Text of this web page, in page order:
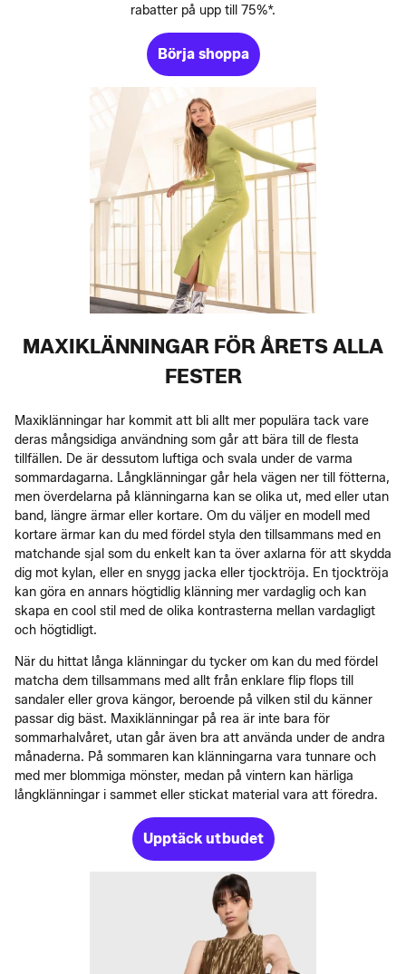
rabatter på upp till 75%*.
Börja shoppa
MAXIKLÄNNINGAR FÖR ÅRETS ALLA
FESTER
Maxiklänningar har kommit att bli allt mer populära tack vare
deras mångsidiga användning som går att bära till de flesta
tillfällen. De är dessutom luftiga och svala under de varma
sommardagarna. Långklänningar går hela vägen ner till fötterna,
men överdelarna på klänningarna kan se olika ut, med eller utan
band, längre ärmar eller kortare. Om du väljer en modell med
kortare ärmar kan du med fördel styla den tillsammans med en
matchande sjal som du enkelt kan ta över axlarna för att skydda
dig mot kylan, eller en snygg jacka eller tjocktröja. En tjocktröja
kan göra en annars högtidlig klänning mer vardaglig och kan
skapa en cool stil med de olika kontrasterna mellan vardagligt
och högtidligt.
När du hittat långa klänningar du tycker om kan du med fördel
matcha dem tillsammans med allt från enklare flip flops till
sandaler eller grova kängor, beroende på vilken stil du känner
passar dig bäst. Maxiklänningar på rea är inte bara för
sommarhalvåret, utan går även bra att använda under de andra
månaderna. På sommaren kan klänningarna vara tunnare och
med mer blommiga mönster, medan på vintern kan härliga
långklänningar i sammet eller stickat material vara att föredra.
Upptäck utbudet